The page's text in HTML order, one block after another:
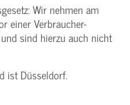
Wir nehmen am
einer Verbraucher­
sind hierzu auch nicht
ist Düsseldorf.